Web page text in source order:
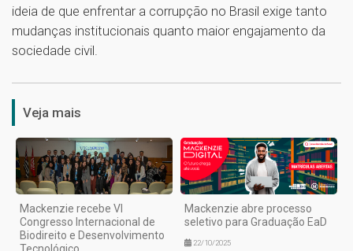
ideia de que enfrentar a corrupção no Brasil exige tanto
mudanças institucionais quanto maior engajamento da
sociedade civil.
Veja mais
Mackenzie recebe VI
Congresso Internacional de
Biodireito e Desenvolvimento
Mackenzie abre processo
seletivo para Graduação EaD
22/10/2025